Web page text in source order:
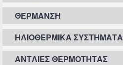
ΘΈΡΜΑΝΣΗ
ΗΛΙΟΘΕΡΜΙΚΆ ΣΥΣΤΉΜΑΤΑ
ΑΝΤΛΊΕΣ ΘΕΡΜΌΤΗΤΑΣ